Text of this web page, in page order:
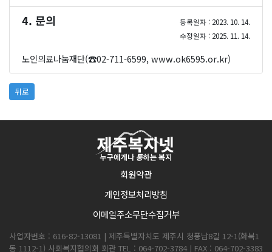
4. 문의
등록일자 : 2023. 10. 14.
수정일자 : 2025. 11. 14.
노인의료나눔재단(☎02-711-6599, www.ok6595.or.kr)
뒤로
회원약관
개인정보처리방침
이메일주소무단수집거부
사업자번호 : 616-82-13081 | 제주특별자치도 제주시 청풍남8길 12-1(화북1
동 1112-1) 사회복지협의회 회관 TEL : 064-702-3784 | FAX : 064-702-3383